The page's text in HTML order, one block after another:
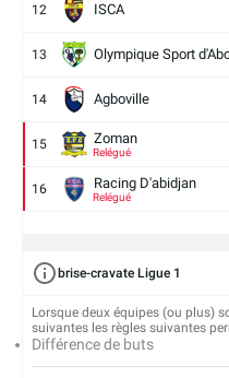
12 ISCA
13 Olympique Sport
14 Agboville
15 Zoman
Relégué
16 Racing D'abidjan
Relégué
brise-cravate Ligue 1
Lorsque deux équipes (ou plus)
suivantes les règles suivantes
Différence de buts